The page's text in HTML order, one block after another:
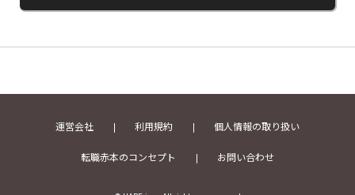
運営会社 利用規約 個人情報の取り扱い
転職赤本のコンセプト お問い合わせ